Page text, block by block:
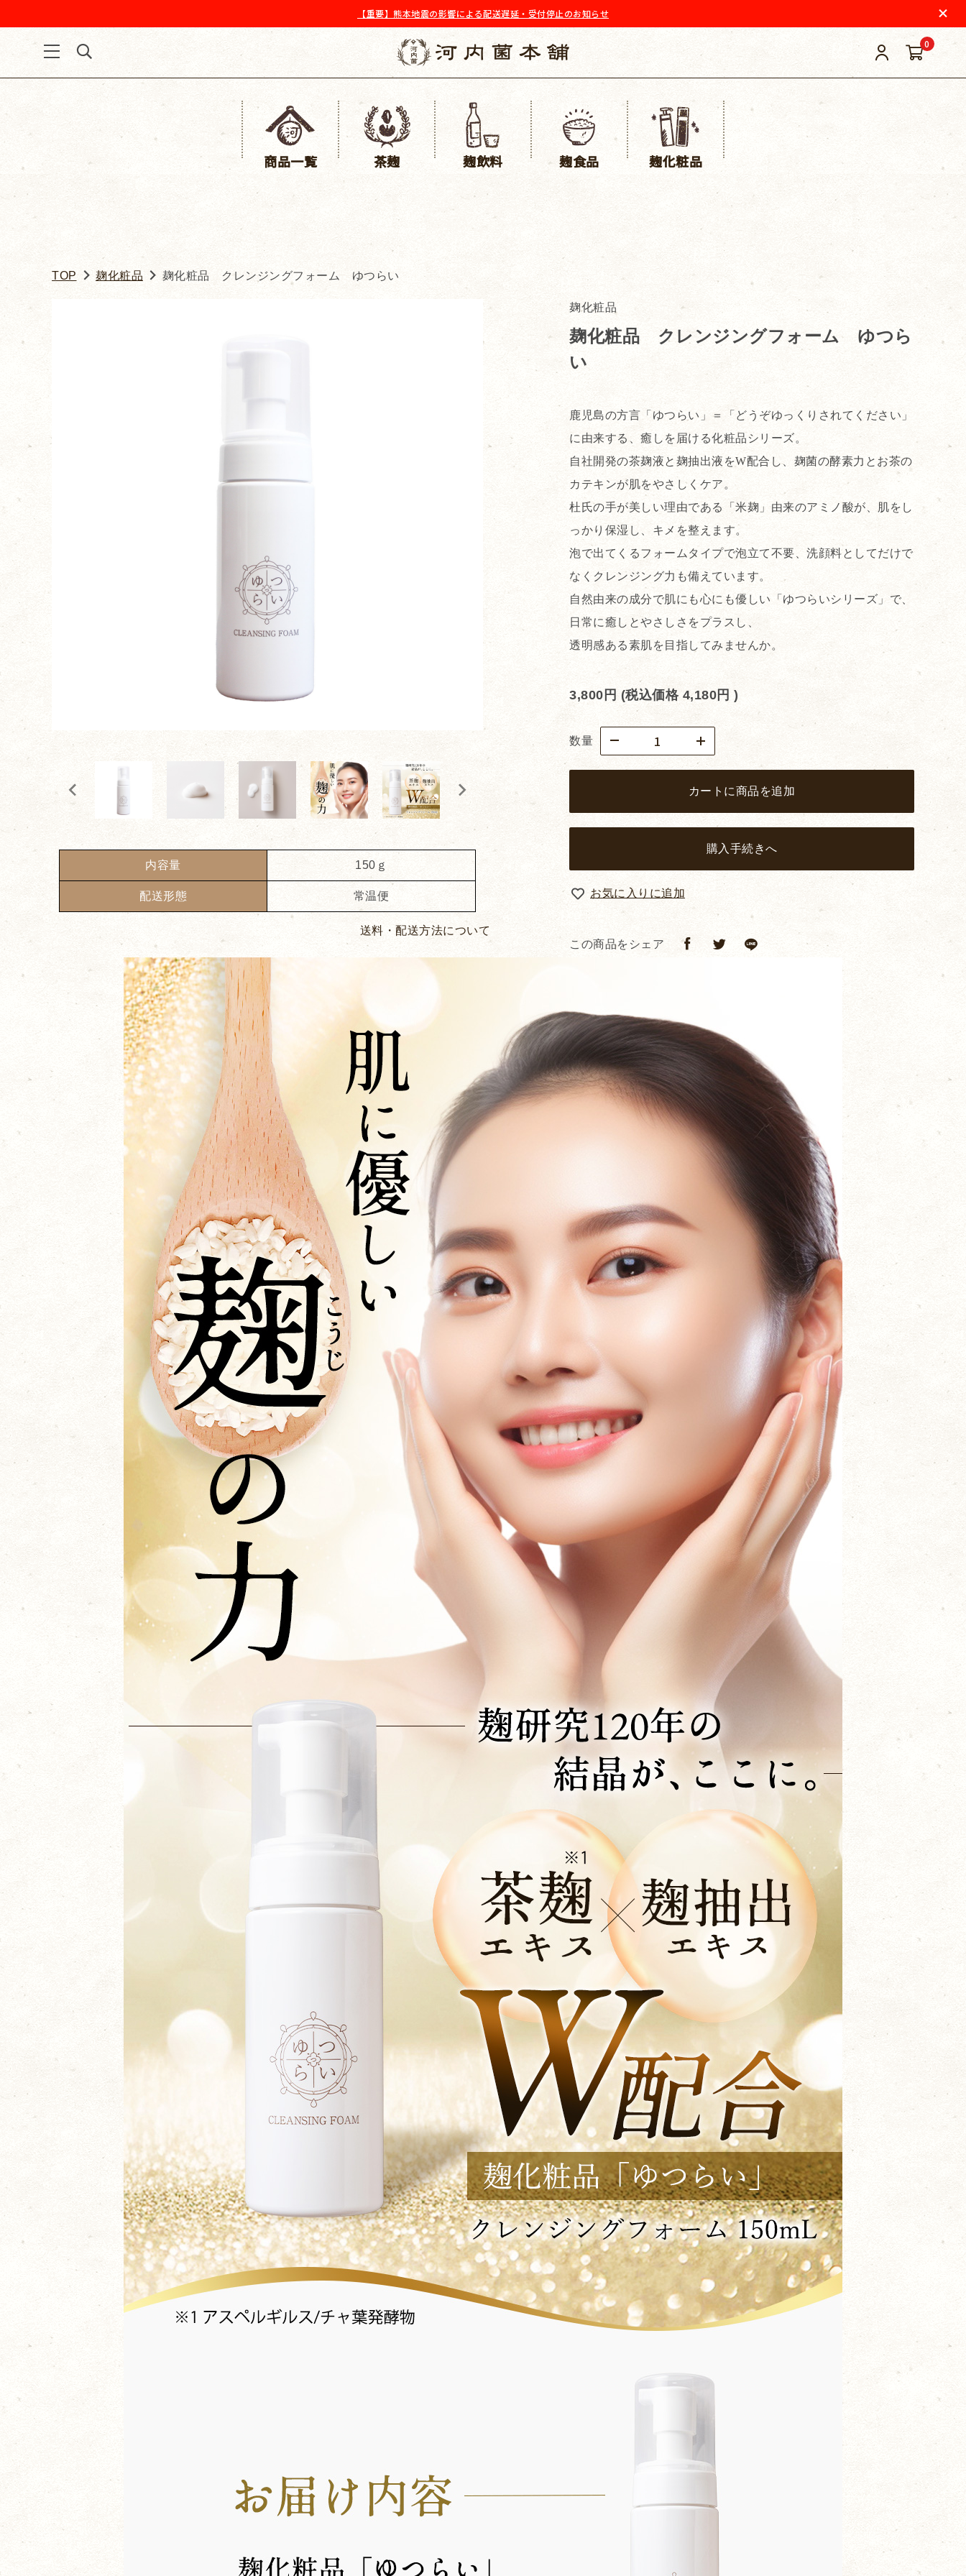
【重要】熊本地震の影響による配送遅延・受付停止のお知らせ
0
商品一覧 茶麹 麹飲料 麹食品 麹化粧品
TOP 麹化粧品 麹化粧品 クレンジングフォーム ゆつらい
内容量 150ｇ
配送形態 常温便
送料・配送方法について
麹化粧品
麹化粧品 クレンジングフォーム ゆつら
い
鹿児島の方言「ゆつらい」＝「どうぞゆっくりされてください」
に由来する、癒しを届ける化粧品シリーズ。
自社開発の茶麹液と麹抽出液をW配合し、麹菌の酵素力とお茶の
カテキンが肌をやさしくケア。
杜氏の手が美しい理由である「米麹」由来のアミノ酸が、肌をし
っかり保湿し、キメを整えます。
泡で出てくるフォームタイプで泡立て不要、洗顔料としてだけで
なくクレンジング力も備えています。
自然由来の成分で肌にも心にも優しい「ゆつらいシリーズ」で、
日常に癒しとやさしさをプラスし、
透明感ある素肌を目指してみませんか。
3,800円 (税込価格 4,180円 )
数量
カートに商品を追加
購入手続きへ
お気に入りに追加
この商品をシェア